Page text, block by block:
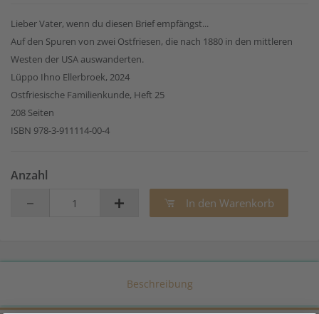
Lieber Vater, wenn du diesen Brief empfängst...
Auf den Spuren von zwei Ostfriesen, die nach 1880 in den mittleren
Westen der USA auswanderten.
Lüppo Ihno Ellerbroek, 2024
Ostfriesische Familienkunde, Heft 25
208 Seiten
ISBN 978-3-911114-00-4
Anzahl
In den Warenkorb
Beschreibung